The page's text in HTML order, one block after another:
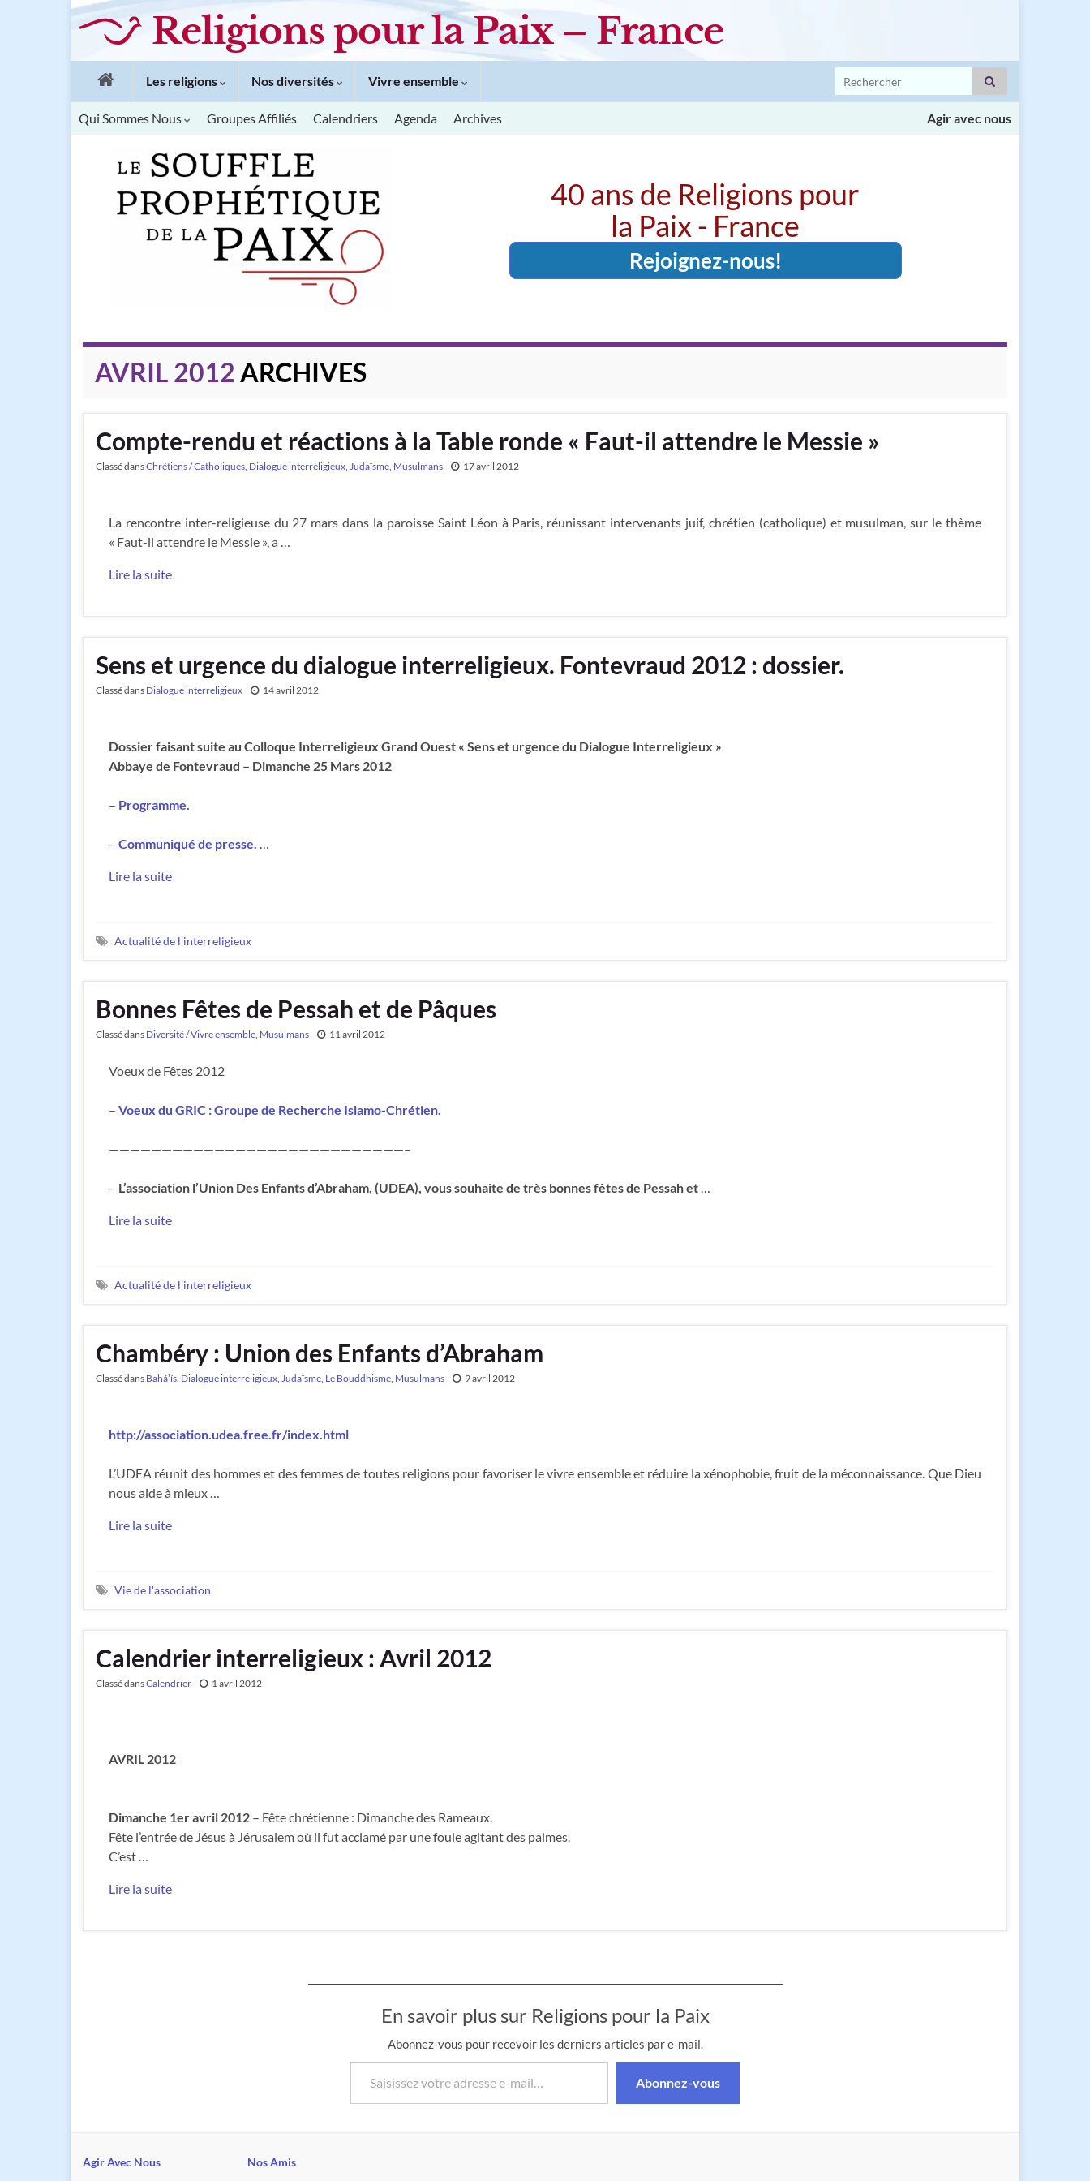
Religions pour la Paix – France
Les religions Nos diversités Vivre ensemble Search for:
Qui Sommes Nous Groupes Affiliés Calendriers Agenda Archives Agir avec nous
40 ans de Religions pour
la Paix - France
Rejoignez-nous!
AVRIL 2012 ARCHIVES
Compte-rendu et réactions à la Table ronde « Faut-il attendre le Messie »
Classé dansChrétiens / Catholiques Dialogue interreligieux Judaïsme Musulmans 17 avril 2012
La rencontre inter-religieuse du 27 mars dans la paroisse Saint Léon à Paris, réunissant intervenants juif, chrétien (catholique) et musulman, sur le thème
« Faut-il attendre le Messie », a …
Lire la suite
Sens et urgence du dialogue interreligieux. Fontevraud 2012 : dossier.
Classé dans Dialogue interreligieux 14 avril 2012
Dossier faisant suite au Colloque Interreligieux Grand Ouest « Sens et urgence du Dialogue Interreligieux »
Abbaye de Fontevraud – Dimanche 25 Mars 2012
– Programme.
– Communiqué de presse.
Lire la suite
Actualité de l'interreligieux
Bonnes Fêtes de Pessah et de Pâques
Classé dans Diversité / Vivre ensemble Musulmans 11 avril 2012
Voeux de Fêtes 2012
– Voeux du GRIC : Groupe de Recherche Islamo-Chrétien.
————————————————————————————–
– L’association l’Union Des Enfants d’Abraham, (UDEA), vous souhaite de très bonnes fêtes de Pessah et
Lire la suite
Actualité de l'interreligieux
Chambéry : Union des Enfants d’Abraham
Classé dans Baháʼís Dialogue interreligieux Judaïsme Le Bouddhisme Musulmans 9 avril 2012
http://association.udea.free.fr/index.html
L’UDEA réunit des hommes et des femmes de toutes religions pour favoriser le vivre ensemble et réduire la xénophobie, fruit de la méconnaissance. Que Dieu
nous aide à mieux …
Lire la suite
Vie de l'association
Calendrier interreligieux : Avril 2012
Classé dansCalendrier 1 avril 2012
AVRIL 2012
Dimanche 1er avril 2012 – Fête chrétienne : Dimanche des Rameaux.
Fête l’entrée de Jésus à Jérusalem où il fut acclamé par une foule agitant des palmes.
C’est …
Lire la suite
En savoir plus sur Religions pour la Paix
Abonnez-vous pour recevoir les derniers articles par e-mail.
Saisissez votre adresse e-mail…
Abonnez-vous
Agir Avec Nous Nos Amis